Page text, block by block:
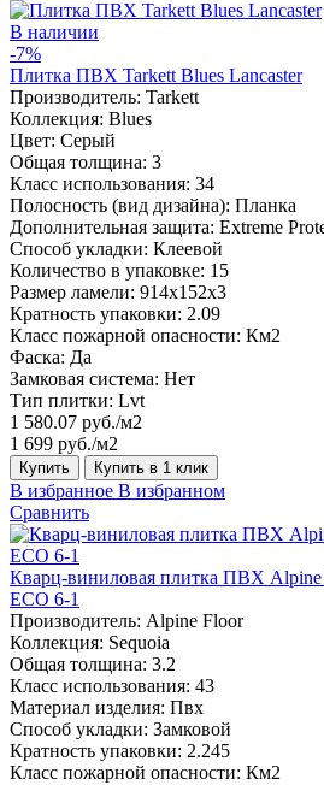
В наличии
-7%
Плитка ПВХ Tarkett Blues Lancaster
Производитель: Tarkett
Коллекция: Blues
Цвет: Серый
Общая толщина: 3
Класс использования: 34
Полосность (вид дизайна): Планка
Дополнительная защита: Extreme
Способ укладки: Клеевой
Количество в упаковке: 15
Размер ламели: 914x152x3
Кратность упаковки: 2.09
Класс пожарной опасности: Км2
Фаска: Да
Замковая система: Нет
Тип плитки: Lvt
1 580.07 руб./м2
1 699 руб./м2
Купить Купить в 1 клик
В избранное В избранном
Сравнить
Кварц-виниловая плитка ПВХ Alpine
ECO 6-1
Производитель: Alpine Floor
Коллекция: Sequoia
Общая толщина: 3.2
Класс использования: 43
Материал изделия: Пвх
Способ укладки: Замковой
Кратность упаковки: 2.245
Класс пожарной опасности: Км2